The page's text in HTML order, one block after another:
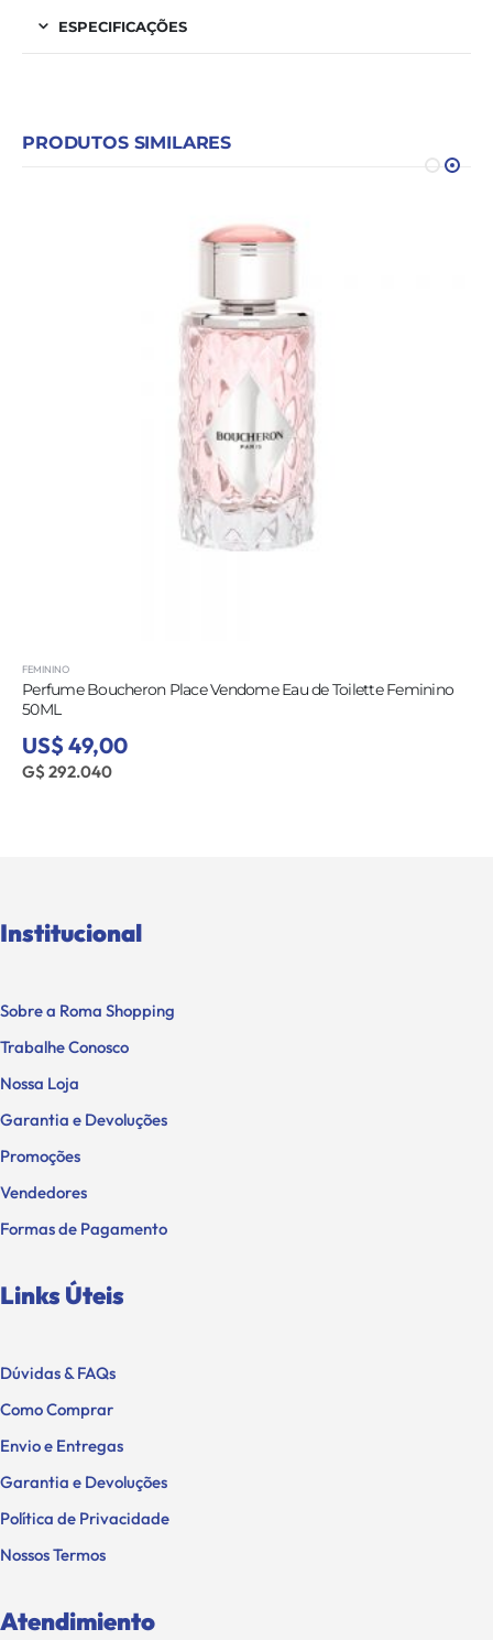
ESPECIFICAÇÕES
PRODUTOS SIMILARES
FEMININO
Perfume Boucheron Place Vendome Eau de Toilette Feminino
50ML
US$ 49,00
G$ 292.040
Institucional
Sobre a Roma Shopping
Trabalhe Conosco
Nossa Loja
Garantia e Devoluções
Promoções
Vendedores
Formas de Pagamento
Links Úteis
Dúvidas & FAQs
Como Comprar
Envio e Entregas
Garantia e Devoluções
Política de Privacidade
Nossos Termos
Atendimiento